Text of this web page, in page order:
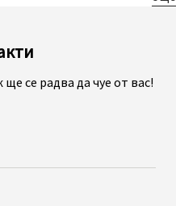
се радва да чуе от вас!